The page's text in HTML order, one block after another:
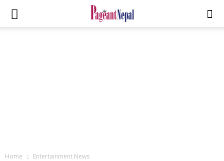
Home Entertainment News